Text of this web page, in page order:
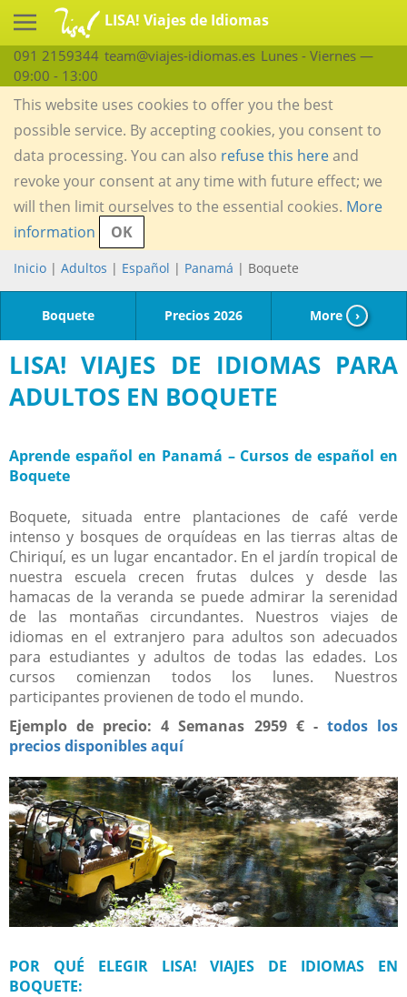
LISA! Viajes de Idiomas
091 2159344 team@viajes-idiomas.es Lunes - Viernes —
09:00 - 13:00
This website uses cookies to offer you the best
possible service. By accepting cookies, you consent to
data processing. You can also refuse this hereand
revoke your consent at any time with future effect; we
will then limit ourselves to the essential cookies. More
information
OK
Inicio | Adultos | Español | Panamá | Boquete
Boquete Precios 2026 More ›
LISA! VIAJES DE IDIOMAS PARA
ADULTOS EN BOQUETE
Aprende español en Panamá – Cursos de español en
Boquete
Boquete, situada entre plantaciones de café verde
intenso y bosques de orquídeas en las tierras altas de
Chiriquí, es un lugar encantador. En el jardín tropical de
nuestra escuela crecen frutas dulces y desde las
hamacas de la veranda se puede admirar la serenidad
de las montañas circundantes. Nuestros viajes de
idiomas en el extranjero para adultos son adecuados
para estudiantes y adultos de todas las edades. Los
cursos comienzan todos los lunes. Nuestros
participantes provienen de todo el mundo.
Ejemplo de precio: 4 Semanas 2959 € - todos los
precios disponibles aquí
POR QUÉ ELEGIR LISA! VIAJES DE IDIOMAS EN
BOQUETE: